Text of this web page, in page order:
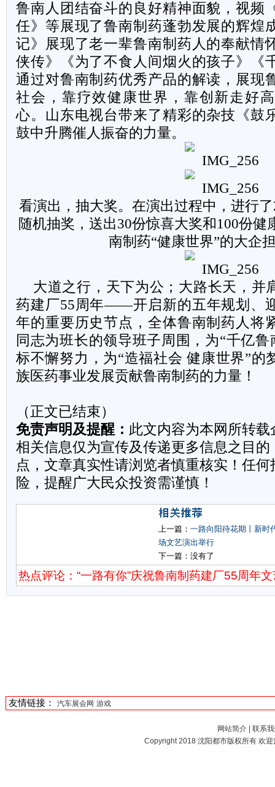
鲁南人团结奋斗的良好精神面貌，视频
任》等展现了鲁南制药蓬勃发展的辉煌
记》展现了老一辈鲁南制药人的奉献情
侠传》《为了不食人间烟火的孩子》《
通过对鲁南制药优秀产品的解读，展现
社会，靠疗效健康世界，靠创新走好
心。山东电视台带来了精彩的杂技《鼓
鼓中升腾催人振奋的力量。
看演出，抽大奖。在演出过程中，进行
随机抽奖，送出30份惊喜大奖和100份健
南制药“健康世界”的大企
大道之行，天下为公；大路长天，并
药建厂55周年——开启新的五年规划、
年的重要历史节点，全体鲁南制药人将
同志为班长的领导班子周围，为“千亿
标不懈努力，为“造福社会 健康世界”的
族医药事业发展贡献鲁南制药的力量！
（正文已结束）
免责声明及提醒： 此文内容为本网所转
相关信息仅为宣传及传递更多信息之目
点，文章真实性请浏览者慎重核实！任
险，提醒广大民众投资需谨慎！
上一篇： 一路向阳待花期丨新时
场文艺演出举行
下一篇：没有了
热点评论：“一路有你”庆祝鲁南制药建厂55周年
友情链接： 汽车展会网 游戏
网站简介
联系
Copyright 2018 沈阳都市版权所有 欢